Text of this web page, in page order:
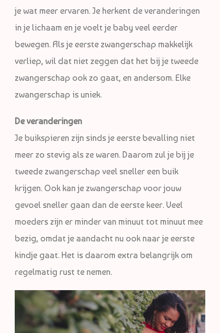
je wat meer ervaren. Je herkent de veranderingen
in je lichaam en je voelt je baby veel eerder
bewegen. Als je eerste zwangerschap makkelijk
verliep, wil dat niet zeggen dat het bij je tweede
zwangerschap ook zo gaat, en andersom. Elke
zwangerschap is uniek.
De veranderingen
Je buikspieren zijn sinds je eerste bevalling niet
meer zo stevig als ze waren. Daarom zul je bij je
tweede zwangerschap veel sneller een buik
krijgen. Ook kan je zwangerschap voor jouw
gevoel sneller gaan dan de eerste keer. Veel
moeders zijn er minder van minuut tot minuut mee
bezig, omdat je aandacht nu ook naar je eerste
kindje gaat. Het is daarom extra belangrijk om
regelmatig rust te nemen.